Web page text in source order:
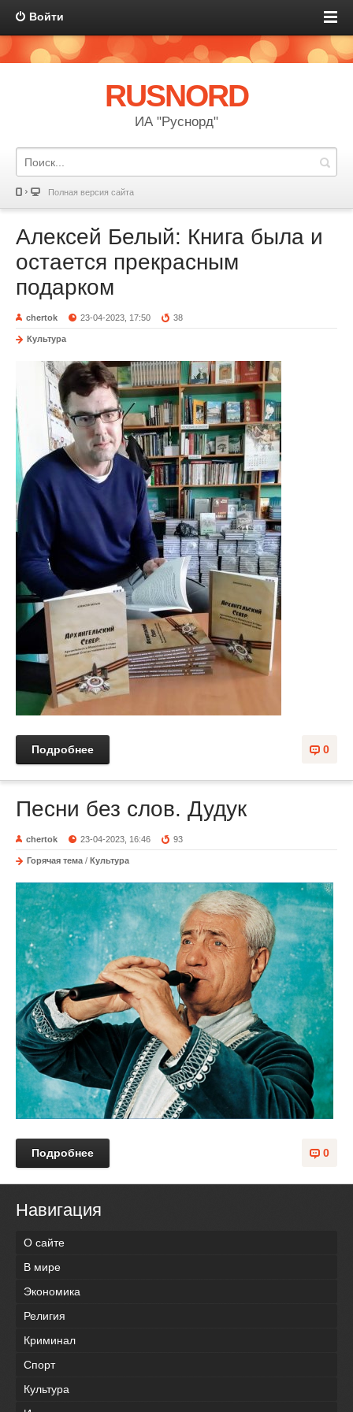
Войти
RUSNORD
ИА "Руснорд"
Полная версия сайта
Алексей Белый: Книга была и
остается прекрасным
подарком
chertok 23-04-2023, 17:50 38
Культура
0
Подробнее
Песни без слов. Дудук
chertok 23-04-2023, 16:46 93
Горячая тема / Культура
0
Подробнее
Навигация
О сайте
В мире
Экономика
Религия
Криминал
Спорт
Культура